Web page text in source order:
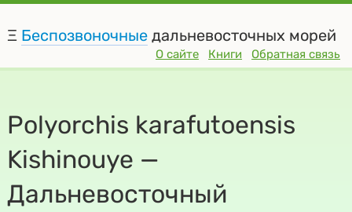
Ξ Беспозвоночныедальневосточных морей
О сайте Книги Обратная связь
Polyorchis karafutoensis
Kishinouye —
Дальневосточный